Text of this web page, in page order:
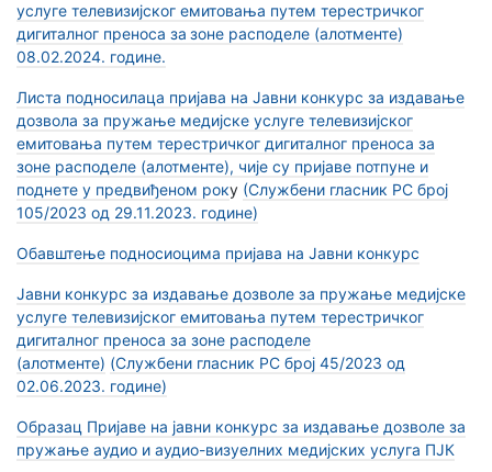
услуге телевизијског емитовања путем терестричког
дигиталног преноса за зоне расподеле (алотменте)
08.02.2024. године.
Листа подносилаца пријава на Јавни конкурс за издавање
дозвола за пружање медијске услуге телевизијског
емитовања путем терестричког дигиталног преноса за
зоне расподеле (алотменте), чије су пријаве потпуне и
поднете у предвиђеном року (Службени гласник РС број
105/2023 од 29.11.2023. године)
Обавштење подносиоцима пријава на Јавни конкурс
Јавни конкурс за издавање дозволe за пружање медијске
услуге телевизијског емитовања путем терестричког
дигиталног преноса за зоне расподеле
(алотменте) (Службени гласник РС број 45/2023 од
02.06.2023. године)
Образац Пријаве на јавни конкурс за издавање дозволe за
пружање аудио и аудио-визуелних медијских услуга ПЈК